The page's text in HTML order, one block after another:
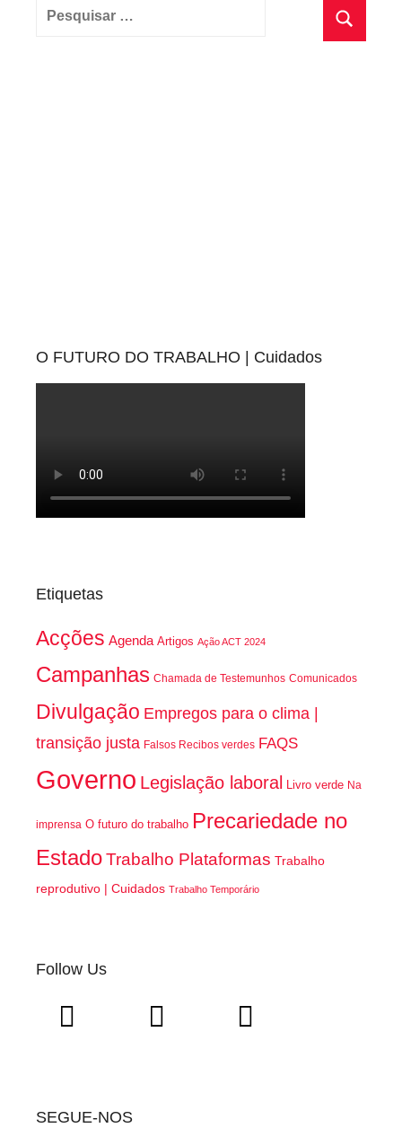
Pesquisar
O FUTURO DO TRABALHO | Cuidados
Etiquetas
Acções Agenda Artigos Ação ACT 2024
Campanhas Chamada de Testemunhos Comunicados
Divulgação Empregos para o clima |
transição justa Falsos Recibos verdes FAQS
Governo Legislação laboral Livro verde Na
imprensa O futuro do trabalho Precariedade no
EstadoTrabalho Plataformas Trabalho
reprodutivo | Cuidados Trabalho Temporário
Follow Us
SEGUE-NOS